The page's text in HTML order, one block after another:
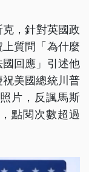
，針對英國政
質問「為什麼
回應」引述他
美國總統川普
片，反諷馬斯
點閱次數超過